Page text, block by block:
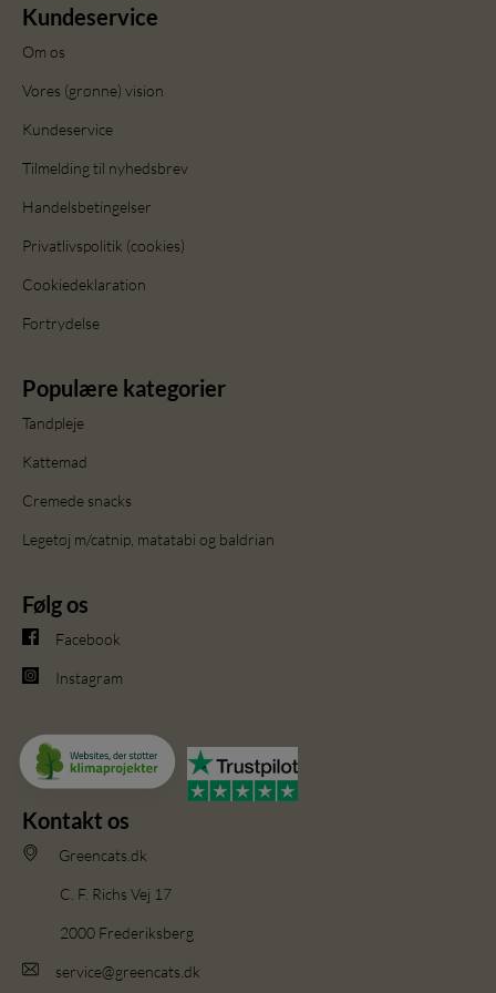
Kundeservice
Om os
Vores (grønne) vision
Kundeservice
Tilmelding til nyhedsbrev
Handelsbetingelser
Privatlivspolitik (cookies)
Cookiedeklaration
Fortrydelse
Populære kategorier
Tandpleje
Kattemad
Cremede snacks
Legetøj m/catnip, matatabi og baldrian
Følg os
Facebook
Instagram
Kontakt os
Greencats.dk
C. F. Richs Vej 17
2000 Frederiksberg
service@greencats.dk